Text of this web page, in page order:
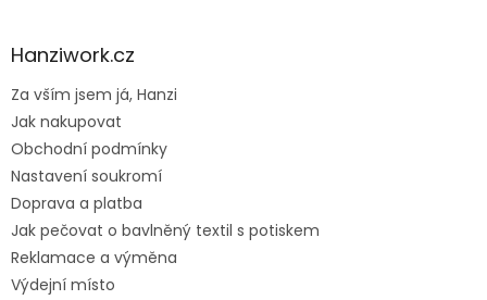
aHanziwork.cz
Za vším jsem já, Hanzi
Jak nakupovat
Obchodní podmínky
Nastavení soukromí
Doprava a platba
Jak pečovat o bavlněný textil s potiskem
Reklamace a výměna
Výdejní místo